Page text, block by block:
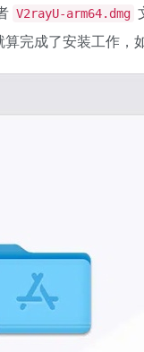
V2rayU-arm64.dmg
完成了安装工作，